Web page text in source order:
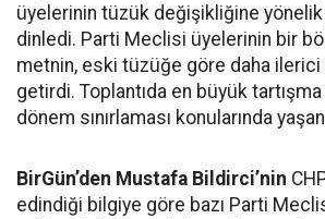
üyelerinin tüzük değişikliğine
dinledi. Parti Meclisi üyelerinin bir
metnin, eski tüzüğe göre daha
getirdi. Toplantıda en büyük
dönem sınırlaması konularında
BirGün’den Mustafa Bildirci’nin
edindiği bilgiye göre bazı Parti